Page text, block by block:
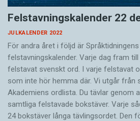
Felstavningskalender 22
JULKALENDER 2022
För andra året i följd är
felstavningskalender. Varje dag fram
felstavat svenskt ord. I varje felstavat
som inte hör hemma där. Vi utgår från
Akademiens ordlista. Du tävlar genom
samtliga felstavade bokstäver. Varje
24 bokstäver långa tävlingsordet. Den